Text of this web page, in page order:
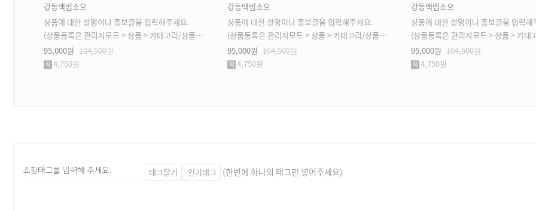
강동백범소으
상품에 대한 설명이나 홍보글을 입력해주세요.
(상품등록은 관리자모드 > 상품 > 카테고리/상품관리 > 상품등록 가능)
104,500원
95,000원
4,750원
강동백범소으
상품에 대한 설명이나 홍보글을 입력해주세요.
(상품등록은 관리자모드 > 상품 > 카테고리/상품관리 > 상품등록 가능)
104,500원
95,000원
4,750원
강동백범소으
상품에 대한 설명이나 홍보글을 입력해
(상품등록은 관리자모드 > 상품 > 카테고리/상품관리 >
104,500원
95,000원
4,750원
태그달기 인기태그 (한번에 하나의 태그만 넣어주세요)